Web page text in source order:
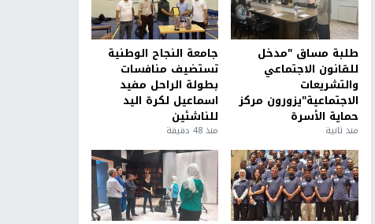
طلبة مساق "مدخل
للقانون الاجتماعي
والتشريعات
الاجتماعية"يزورون مركز
حماية الأسرة
منذ ثانية
جامعة النجاح الوطنية
تستضيف منافسات
بطولة الراحل مفيد
اسماعيل لكرة اليد
للناشئين
منذ 48 دقيقة